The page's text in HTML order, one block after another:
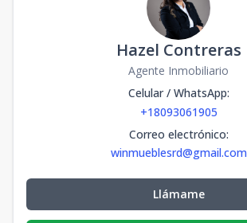
Hazel Contreras
Agente Inmobiliario
Celular / WhatsApp:
+18093061905
Correo electrónico:
winmueblesrd@gmail.com
Llámame